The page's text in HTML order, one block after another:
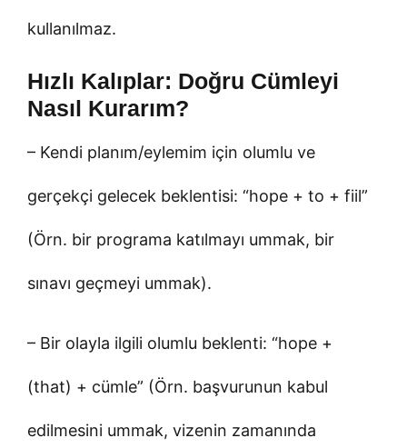
kullanılmaz.
Hızlı Kalıplar: Doğru Cümleyi
Nasıl Kurarım?
– Kendi planım/eylemim için olumlu ve
gerçekçi gelecek beklentisi: “hope + to + fiil”
(Örn. bir programa katılmayı ummak, bir
sınavı geçmeyi ummak).
– Bir olayla ilgili olumlu beklenti: “hope +
(that) + cümle” (Örn. başvurunun kabul
edilmesini ummak, vizenin zamanında